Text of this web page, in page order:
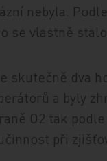
nebyla.
se vlastně
skutečně dva
a byly
O2 tak
při